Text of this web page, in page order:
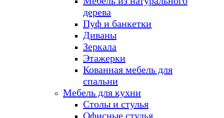
дерева
Пуф и банкетки
Диваны
Зеркала
Этажерки
Кованная мебель для
спальни
Мебель для кухни
Столы и стулья
Офисные стулья